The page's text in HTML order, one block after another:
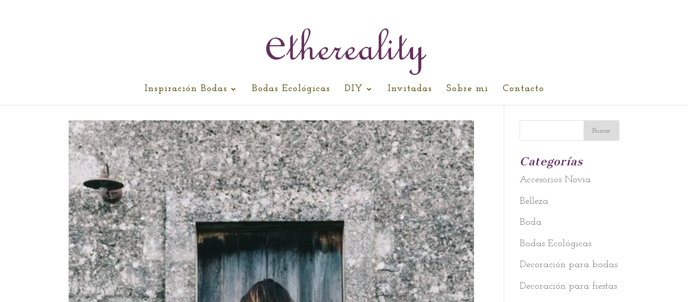
Inspiración Bodas Bodas Ecológicas DIY Invitadas Sobre mi Contacto
Categorías
Accesorios Novia
Belleza
Boda
Bodas Ecológicas
Decoración para bodas
Decoración para fiestas